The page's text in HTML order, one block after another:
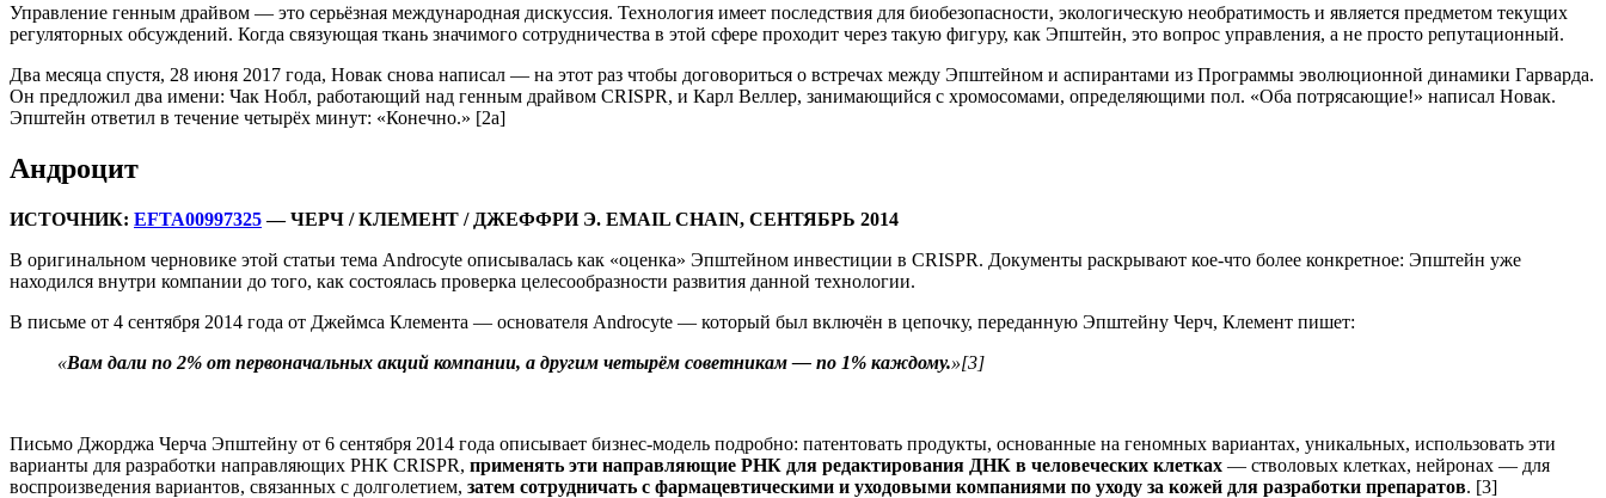
Управление генным драйвом — это серьёзная международная дискуссия. Технология имеет последствия для биобезопасности, экологическую необратимость и является предметом текущих
регуляторных обсуждений. Когда связующая ткань значимого сотрудничества в этой сфере проходит через такую фигуру, как Эпштейн, это вопрос управления, а не просто репутационный.
Два месяца спустя, 28 июня 2017 года, Новак снова написал — на этот раз чтобы договориться о встречах между Эпштейном и аспирантами из Программы эволюционной динамики Гарварда.
Он предложил два имени: Чак Нобл, работающий над генным драйвом CRISPR, и Карл Веллер, занимающийся с хромосомами, определяющими пол. «Оба потрясающие!» написал Новак.
Эпштейн ответил в течение четырёх минут: «Конечно.» [2a]
Андроцит
ИСТОЧНИК: EFTA00997325— ЧЕРЧ / КЛЕМЕНТ / ДЖЕФФРИ Э. EMAIL CHAIN, СЕНТЯБРЬ 2014
В оригинальном черновике этой статьи тема Androcyte описывалась как «оценка» Эпштейном инвестиции в CRISPR. Документы раскрывают кое-что более конкретное: Эпштейн уже
находился внутри компании до того, как состоялась проверка целесообразности развития данной технологии.
В письме от 4 сентября 2014 года от Джеймса Клемента — основателя Androcyte — который был включён в цепочку, переданную Эпштейну Черч, Клемент пишет:
«Вам дали по 2% от первоначальных акций компании, а другим четырём советникам — по 1% каждому.»[3]
Письмо Джорджа Черча Эпштейну от 6 сентября 2014 года описывает бизнес-модель подробно: патентовать продукты, основанные на геномных вариантах, уникальных, использовать эти
варианты для разработки направляющих РНК CRISPR, применять эти направляющие РНК для редактирования ДНК в человеческих клетках — стволовых клетках, нейронах — для
воспроизведения вариантов, связанных с долголетием, затем сотрудничать с фармацевтическими и уходовыми компаниями по уходу за кожей для разработки препаратов. [3]